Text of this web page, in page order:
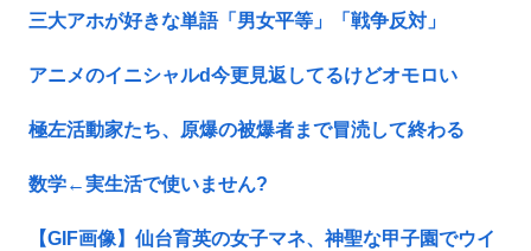
三大アホが好きな単語「男女平等」「戦争反対」
アニメのイニシャルd今更見返してるけどオモロい
極左活動家たち、原爆の被爆者まで冒涜して終わる
数学←実生活で使いません?
【GIF画像】仙台育英の女子マネ、神聖な甲子園でウイ